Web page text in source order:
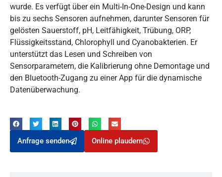
wurde. Es verfügt über ein Multi-In-One-Design und kann
bis zu sechs Sensoren aufnehmen, darunter Sensoren für
gelösten Sauerstoff, pH, Leitfähigkeit, Trübung, ORP,
Flüssigkeitsstand, Chlorophyll und Cyanobakterien. Er
unterstützt das Lesen und Schreiben von
Sensorparametern, die Kalibrierung ohne Demontage und
den Bluetooth-Zugang zu einer App für die dynamische
Datenüberwachung.
Anfrage senden Online plaudern